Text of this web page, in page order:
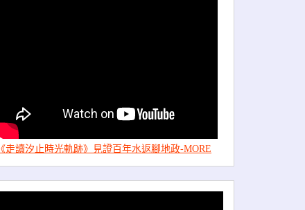
《走讀汐止時光軌跡》見證百年水返腳地政-MORE